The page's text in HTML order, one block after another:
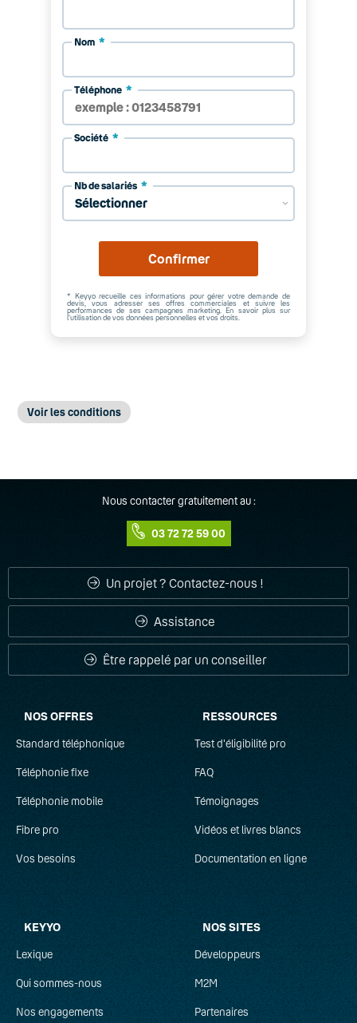
Nom
Téléphone
Société
Nb de salariés
Confirmer
* Keyyo recueille ces informations pour gérer votre demande de
devis, vous adresser ses offres commerciales et suivre les
performances de ses campagnes marketing. En savoir plus sur
l'utilisation de vos données personnelles et vos droits.
Voir les conditions
Nous contacter gratuitement au :
03 72 72 59 00
Un projet ? Contactez-nous !
Assistance
Être rappelé par un conseiller
NOS OFFRES
Standard téléphonique
Téléphonie fixe
Téléphonie mobile
Fibre pro
Vos besoins
RESSOURCES
Test d'éligibilité pro
FAQ
Témoignages
Vidéos et livres blancs
Documentation en ligne
KEYYO
Lexique
Qui sommes-nous
Nos engagements
NOS SITES
Développeurs
M2M
Partenaires